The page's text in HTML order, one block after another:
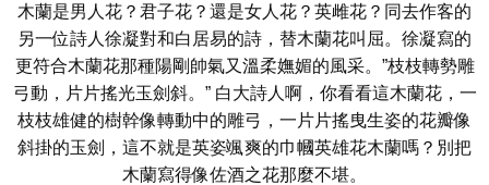
木蘭是男人花？君子花？還是女人花？英雌花？同去作客的
另一位詩人徐凝對和白居易的詩，替木蘭花叫屈。徐凝寫的
更符合木蘭花那種陽剛帥氣又溫柔嫵媚的風采。”枝枝轉勢雕
弓動，片片搖光玉劍斜。” 白大詩人啊，你看看這木蘭花，一
枝枝雄健的樹幹像轉動中的雕弓，一片片搖曳生姿的花瓣像
斜掛的玉劍，這不就是英姿颯爽的巾幗英雄花木蘭嗎？別把
木蘭寫得像佐酒之花那麼不堪。